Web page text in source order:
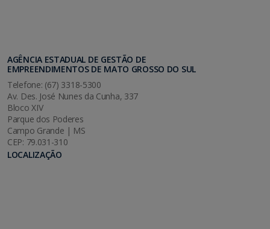
AGÊNCIA ESTADUAL DE GESTÃO DE
EMPREENDIMENTOS DE MATO GROSSO DO SUL
Telefone: (67) 3318-5300
Av. Des. José Nunes da Cunha, 337
Bloco XIV
Parque dos Poderes
Campo Grande | MS
CEP: 79.031-310
LOCALIZAÇÃO